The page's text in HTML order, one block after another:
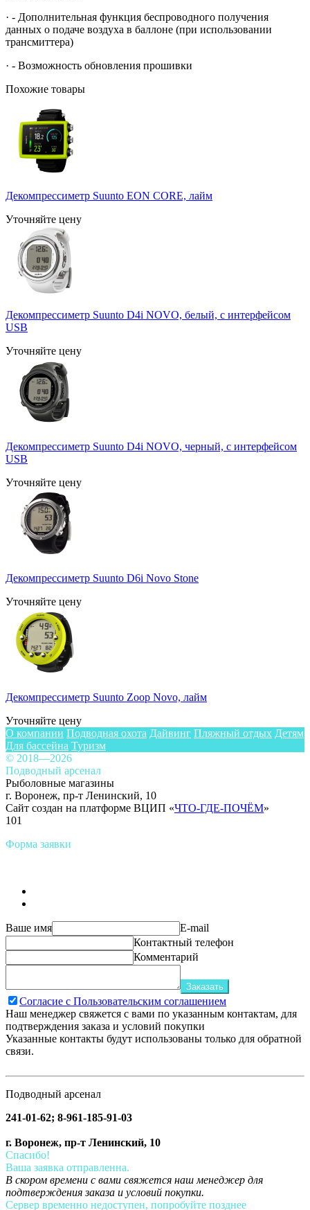
· - Дополнительная функция беспроводного получения
данных о подаче воздуха в баллоне (при использовании
трансмиттера)
· - Возможность обновления прошивки
Похожие товары
Декомпрессиметр Suunto EON CORE, лайм
Уточняйте цену
Декомпрессиметр Suunto D4i NOVO, белый, с интерфейсом
USB
Уточняйте цену
Декомпрессиметр Suunto D4i NOVO, черный, с интерфейсом
USB
Уточняйте цену
Декомпрессиметр Suunto D6i Novo Stone
Уточняйте цену
Декомпрессиметр Suunto Zoop Novo, лайм
Уточняйте цену
О компании Подводная охота Дайвинг Пляжный отдых Детям
Для бассейна Туризм
© 2018—2026
Подводный арсенал
Рыболовные магазины
г. Воронеж, пр-т Ленинский, 10
Сайт создан на платформе ВЦИП «ЧТО-ГДЕ-ПОЧЁМ»
101
Форма заявки
Ваше имя
E-mail
Контактный телефон
Комментарий
Заказать
Согласие с Пользовательским соглашением
Наш менеджер свяжется с вами по указанным контактам, для
подтверждения заказа и условий покупки
Указанные контакты будут использованы только для обратной
связи.
Подводный арсенал
241-01-62; 8-961-185-91-03
г. Воронеж, пр-т Ленинский, 10
Спасибо!
Ваша заявка отправленна.
В скором времени с вами свяжется наш менеджер для
подтверждения заказа и условий покупки.
Сервер временно недоступен, попробуйте позднее